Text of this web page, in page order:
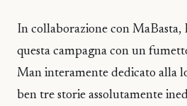
In collaborazione con MaBasta,
questa campagna con un
Man interamente dedicato alla
ben tre storie assolutamente